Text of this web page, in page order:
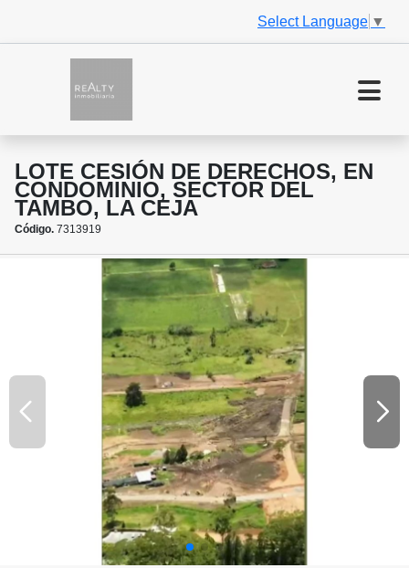
Select Language ▼
LOTE CESIÓN DE DERECHOS, EN
CONDOMINIO, SECTOR DEL
TAMBO, LA CEJA
Código. 7313919